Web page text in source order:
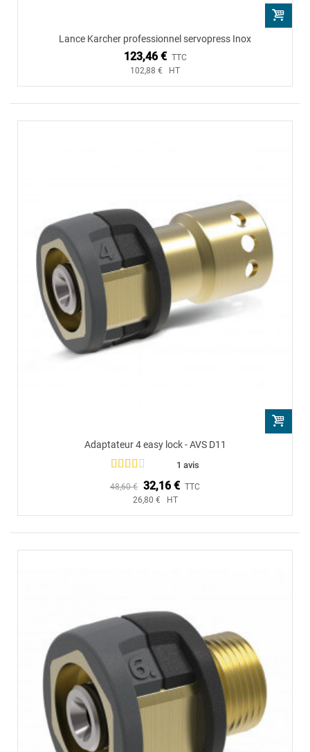
Lance Karcher professionnel servopress Inox
123,46 € TTC
102,88 € HT
Adaptateur 4 easy lock - AVS D11
1 avis
48,60 € 32,16 € TTC
26,80 € HT